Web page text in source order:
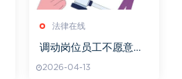
法律在线
调动岗位员工不愿意辞
2026-04-13